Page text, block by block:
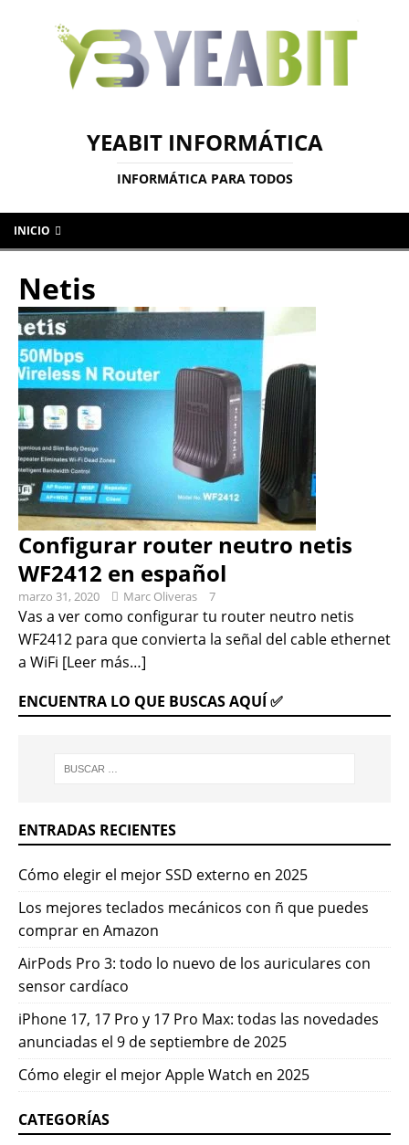
YEABIT INFORMÁTICA
INFORMÁTICA PARA TODOS
INICIO
Netis
Configurar router neutro netis
WF2412 en español
marzo 31, 2020 Marc Oliveras 7
Vas a ver como configurar tu router neutro netis
WF2412 para que convierta la señal del cable ethernet
a WiFi [Leer más…]
ENCUENTRA LO QUE BUSCAS AQUÍ ✅
ENTRADAS RECIENTES
Cómo elegir el mejor SSD externo en 2025
Los mejores teclados mecánicos con ñ que puedes
comprar en Amazon
AirPods Pro 3: todo lo nuevo de los auriculares con
sensor cardíaco
iPhone 17, 17 Pro y 17 Pro Max: todas las novedades
anunciadas el 9 de septiembre de 2025
Cómo elegir el mejor Apple Watch en 2025
CATEGORÍAS